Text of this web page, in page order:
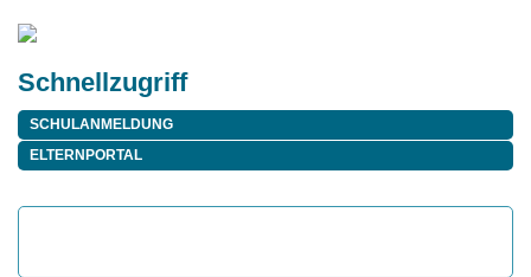
Schnellzugriff
SCHULANMELDUNG
ELTERNPORTAL